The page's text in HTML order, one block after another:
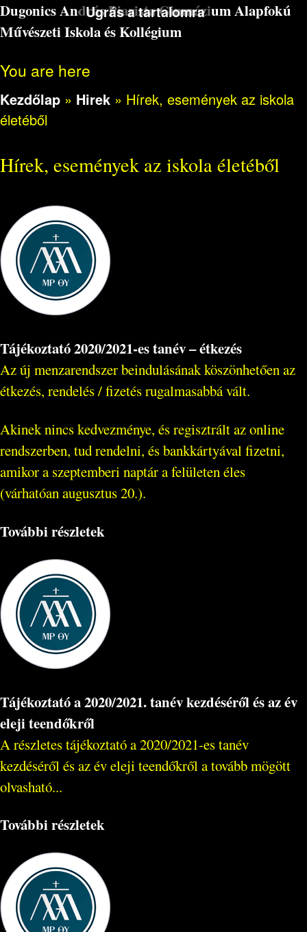
Ugrás a tartalomra
Dugonics András Piarista Gimnázium Alapfokú
Művészeti Iskola és Kollégium
You are here
Kezdőlap » Hirek » Hírek, események az iskola
életéből
Hírek, események az iskola életéből
Tájékoztató 2020/2021-es tanév – étkezés
Az új menzarendszer beindulásának köszönhetően az
étkezés, rendelés / fizetés rugalmasabbá vált.
Akinek nincs kedvezménye, és regisztrált az online
rendszerben, tud rendelni, és bankkártyával fizetni,
amikor a szeptemberi naptár a felületen éles
(várhatóan augusztus 20.).
További részletek
Tájékoztató a 2020/2021. tanév kezdéséről és az év
eleji teendőkről
A részletes tájékoztató a 2020/2021-es tanév
kezdéséről és az év eleji teendőkről a tovább mögött
olvasható...
További részletek